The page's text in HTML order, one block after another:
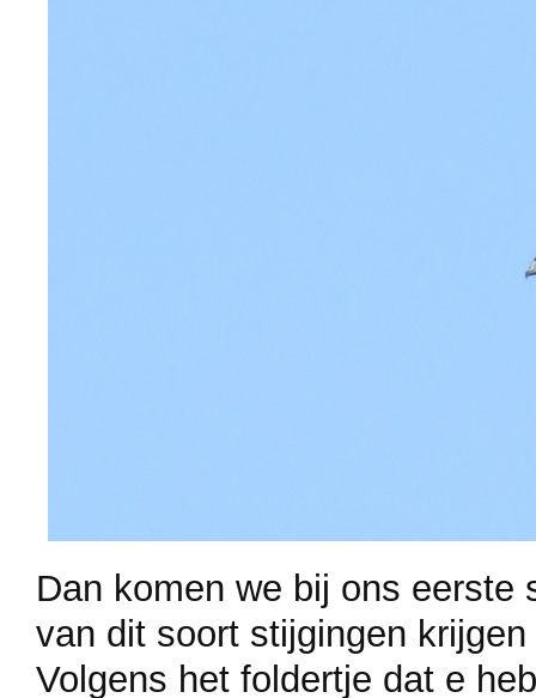
Dan komen we bij ons eerste
van dit soort stijgingen
Volgens het foldertje dat e